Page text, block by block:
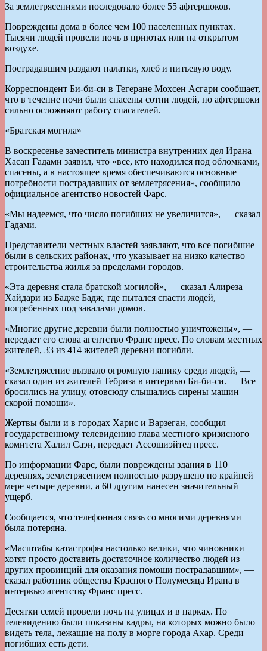
За землетрясениями последовало более 55 афтершоков.
Повреждены дома в более чем 100 населенных пунктах.
Тысячи людей провели ночь в приютах или на открытом
воздухе.
Пострадавшим раздают палатки, хлеб и питьевую воду.
Корреспондент Би-би-си в Тегеране Мохсен Асгари сообщает,
что в течение ночи были спасены сотни людей, но афтершоки
сильно осложняют работу спасателей.
«Братская могила»
В воскресенье заместитель министра внутренних дел Ирана
Хасан Гадами заявил, что «все, кто находился под обломками,
спасены, а в настоящее время обеспечиваются основные
потребности пострадавших от землетрясения», сообщило
официальное агентство новостей Фарс.
«Мы надеемся, что число погибших не увеличится», — сказал
Гадами.
Представители местных властей заявляют, что все погибшие
были в сельских районах, что указывает на низко качество
строительства жилья за пределами городов.
«Эта деревня стала братской могилой», — сказал Алиреза
Хайдари из Бадже Бадж, где пытался спасти людей,
погребенных под завалами домов.
«Многие другие деревни были полностью уничтожены», —
передает его слова агентство Франс пресс. По словам местных
жителей, 33 из 414 жителей деревни погибли.
«Землетрясение вызвало огромную панику среди людей, —
сказал один из жителей Тебриза в интервью Би-би-си. — Все
бросились на улицу, отовсюду слышались сирены машин
скорой помощи».
Жертвы были и в городах Харис и Варзеган, сообщил
государственному телевидению глава местного кризисного
комитета Халил Саэи, передает Ассошиэйтед пресс.
По информации Фарс, были повреждены здания в 110
деревнях, землетрясением полностью разрушено по крайней
мере четыре деревни, а 60 другим нанесен значительный
ущерб.
Сообщается, что телефонная связь со многими деревнями
была потеряна.
«Масштабы катастрофы настолько велики, что чиновники
хотят просто доставить достаточное количество людей из
других провинций для оказания помощи пострадавшим», —
сказал работник общества Красного Полумесяца Ирана в
интервью агентству Франс пресс.
Десятки семей провели ночь на улицах и в парках. По
телевидению были показаны кадры, на которых можно было
видеть тела, лежащие на полу в морге города Ахар. Среди
погибших есть дети.